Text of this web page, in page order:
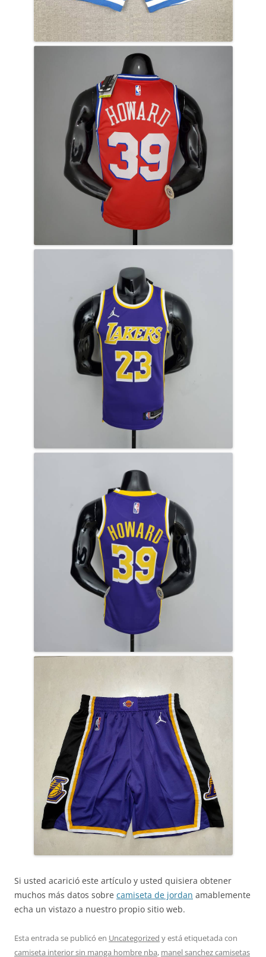
Si usted acarició este artículo y usted quisiera obtener
muchos más datos sobre camiseta de jordan amablemente
echa un vistazo a nuestro propio sitio web.
Esta entrada se publicó en Uncategorized y está etiquetada con
camiseta interior sin manga hombre nba, manel sanchez camisetas